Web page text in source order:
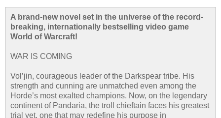
A brand-new novel set in the universe of the record-
breaking, internationally bestselling video game
World of Warcraft!
WAR IS COMING
Vol’jin, courageous leader of the Darkspear tribe. His
strength and cunning are unmatched even among the
Horde’s most exalted champions. Now, on the legendary
continent of Pandaria, the troll chieftain faces his greatest
trial yet, one that may redefine his purpose in